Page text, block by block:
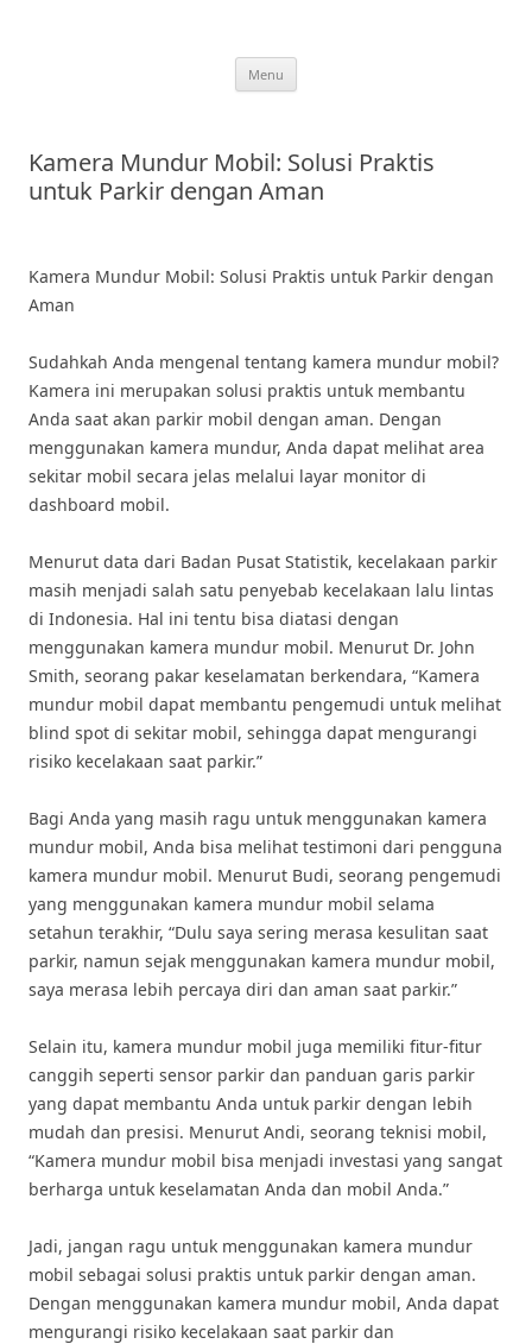
Menu
Kamera Mundur Mobil: Solusi Praktis
untuk Parkir dengan Aman
Kamera Mundur Mobil: Solusi Praktis untuk Parkir dengan
Aman
Sudahkah Anda mengenal tentang kamera mundur mobil?
Kamera ini merupakan solusi praktis untuk membantu
Anda saat akan parkir mobil dengan aman. Dengan
menggunakan kamera mundur, Anda dapat melihat area
sekitar mobil secara jelas melalui layar monitor di
dashboard mobil.
Menurut data dari Badan Pusat Statistik, kecelakaan parkir
masih menjadi salah satu penyebab kecelakaan lalu lintas
di Indonesia. Hal ini tentu bisa diatasi dengan
menggunakan kamera mundur mobil. Menurut Dr. John
Smith, seorang pakar keselamatan berkendara, “Kamera
mundur mobil dapat membantu pengemudi untuk melihat
blind spot di sekitar mobil, sehingga dapat mengurangi
risiko kecelakaan saat parkir.”
Bagi Anda yang masih ragu untuk menggunakan kamera
mundur mobil, Anda bisa melihat testimoni dari pengguna
kamera mundur mobil. Menurut Budi, seorang pengemudi
yang menggunakan kamera mundur mobil selama
setahun terakhir, “Dulu saya sering merasa kesulitan saat
parkir, namun sejak menggunakan kamera mundur mobil,
saya merasa lebih percaya diri dan aman saat parkir.”
Selain itu, kamera mundur mobil juga memiliki fitur-fitur
canggih seperti sensor parkir dan panduan garis parkir
yang dapat membantu Anda untuk parkir dengan lebih
mudah dan presisi. Menurut Andi, seorang teknisi mobil,
“Kamera mundur mobil bisa menjadi investasi yang sangat
berharga untuk keselamatan Anda dan mobil Anda.”
Jadi, jangan ragu untuk menggunakan kamera mundur
mobil sebagai solusi praktis untuk parkir dengan aman.
Dengan menggunakan kamera mundur mobil, Anda dapat
mengurangi risiko kecelakaan saat parkir dan